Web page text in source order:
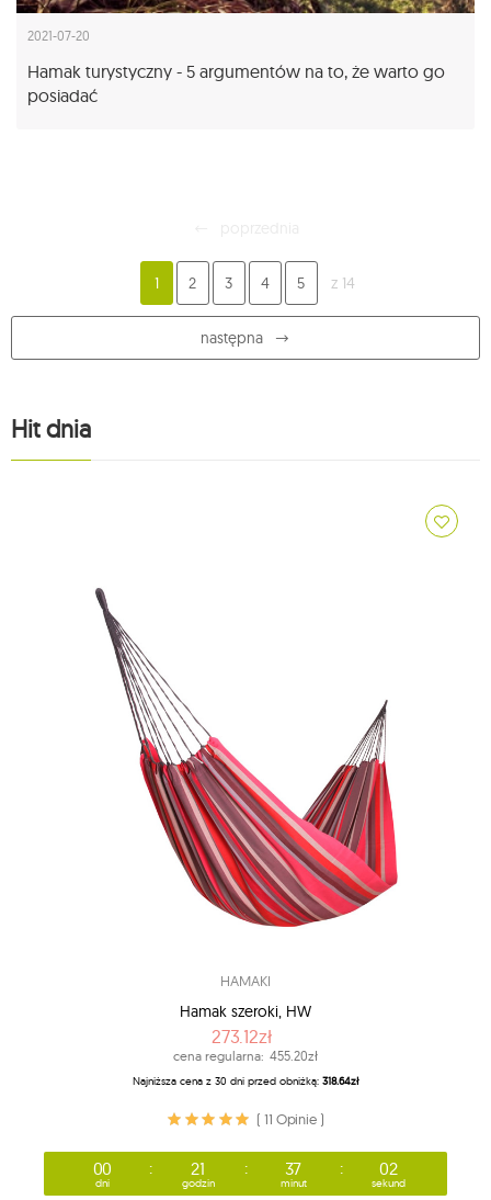
2021-07-20
Hamak turystyczny - 5 argumentów na to, że warto go
posiadać
1 2 3 4 5 z 14
następna
Hit dnia
HAMAKI
Hamak szeroki, HW
273.12zł
cena regularna: 455.20zł
Najniższa cena z 30 dni przed obniżką: 318.64zł
( 11 Opinie )
00
dni
21
godzin
36
minut
59
sekund